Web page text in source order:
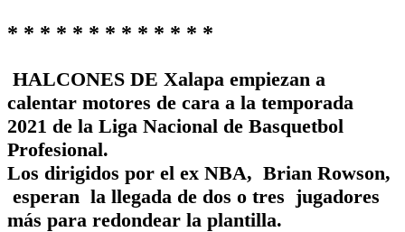
* * * * * * * * * * * * *
HALCONES DE Xalapa empiezan a
calentar motores de cara a la temporada
2021 de la Liga Nacional de Basquetbol
Profesional.
Los dirigidos por el ex NBA, Brian Rowson,
esperan la llegada de dos o tres jugadores
más para redondear la plantilla.